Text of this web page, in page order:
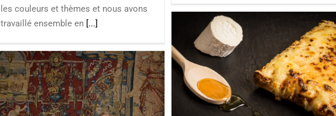
les couleurs et thèmes et nous avons
travaillé ensemble en [...]
pour vos menus à Montpellier
Culinaire Packshot Site web professionnel
Photographie culinaire : le Tacos
Culinaire Publicité & Magazine Site web
professionnel